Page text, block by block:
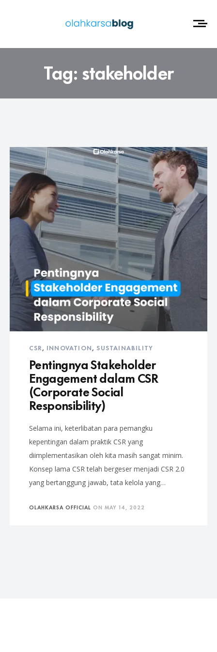
Tag:stakeholder
CSR, INNOVATION, SUSTAINABILITY
Pentingnya Stakeholder
Engagement dalam CSR
(Corporate Social
Responsibility)
Selama ini, keterlibatan para pemangku
kepentingan dalam praktik CSR yang
diimplementasikan oleh kita masih sangat minim.
Konsep lama CSR telah bergeser menjadi CSR 2.0
yang bertanggung jawab, tata kelola yang…
OLAHKARSA OFFICIAL ON MAY 14, 2022